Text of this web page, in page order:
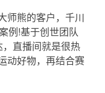
熊的客户，千川
例!基于创世团队
直播间就是很热
动好物，再结合赛